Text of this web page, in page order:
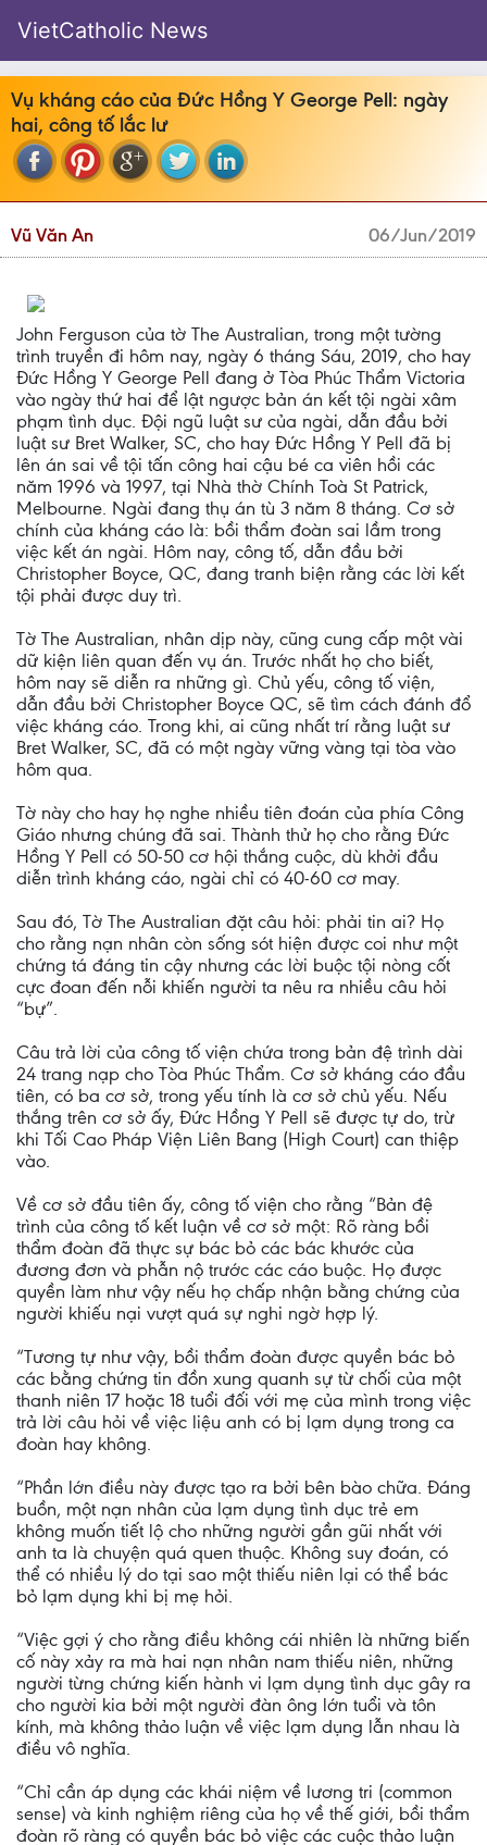
VietCatholic News
Vụ kháng cáo của Đức Hồng Y George Pell: ngày
hai, công tố lắc lư
Vũ Văn An 06/Jun/2019
John Ferguson của tờ The Australian, trong một tường
trình truyền đi hôm nay, ngày 6 tháng Sáu, 2019, cho hay
Đức Hồng Y George Pell đang ở Tòa Phúc Thẩm Victoria
vào ngày thứ hai để lật ngược bản án kết tội ngài xâm
phạm tình dục. Đội ngũ luật sư của ngài, dẫn đầu bởi
luật sư Bret Walker, SC, cho hay Đức Hồng Y Pell đã bị
lên án sai về tội tấn công hai cậu bé ca viên hồi các
năm 1996 và 1997, tại Nhà thờ Chính Toà St Patrick,
Melbourne. Ngài đang thụ án tù 3 năm 8 tháng. Cơ sở
chính của kháng cáo là: bồi thẩm đoàn sai lầm trong
việc kết án ngài. Hôm nay, công tố, dẫn đầu bởi
Christopher Boyce, QC, đang tranh biện rằng các lời kết
tội phải được duy trì.
Tờ The Australian, nhân dịp này, cũng cung cấp một vài
dữ kiện liên quan đến vụ án. Trước nhất họ cho biết,
hôm nay sẽ diễn ra những gì. Chủ yếu, công tố viện,
dẫn đầu bởi Christopher Boyce QC, sẽ tìm cách đánh đổ
việc kháng cáo. Trong khi, ai cũng nhất trí rằng luật sư
Bret Walker, SC, đã có một ngày vững vàng tại tòa vào
hôm qua.
Tờ này cho hay họ nghe nhiều tiên đoán của phía Công
Giáo nhưng chúng đã sai. Thành thử họ cho rằng Đức
Hồng Y Pell có 50-50 cơ hội thắng cuộc, dù khởi đầu
diễn trình kháng cáo, ngài chỉ có 40-60 cơ may.
Sau đó, Tờ The Australian đặt câu hỏi: phải tin ai? Họ
cho rằng nạn nhân còn sống sót hiện được coi như một
chứng tá đáng tin cậy nhưng các lời buộc tội nòng cốt
cực đoan đến nỗi khiến người ta nêu ra nhiều câu hỏi
“bự”.
Câu trả lời của công tố viện chứa trong bản đệ trình dài
24 trang nạp cho Tòa Phúc Thẩm. Cơ sở kháng cáo đầu
tiên, có ba cơ sở, trong yếu tính là cơ sở chủ yếu. Nếu
thắng trên cơ sở ấy, Đức Hồng Y Pell sẽ được tự do, trừ
khi Tối Cao Pháp Viện Liên Bang (High Court) can thiệp
vào.
Về cơ sở đầu tiên ấy, công tố viện cho rằng “Bản đệ
trình của công tố kết luận về cơ sở một: Rõ ràng bồi
thẩm đoàn đã thực sự bác bỏ các bác khước của
đương đơn và phẫn nộ trước các cáo buộc. Họ được
quyền làm như vậy nếu họ chấp nhận bằng chứng của
người khiếu nại vượt quá sự nghi ngờ hợp lý.
“Tương tự như vậy, bồi thẩm đoàn được quyền bác bỏ
các bằng chứng tin đồn xung quanh sự từ chối của một
thanh niên 17 hoặc 18 tuổi đối với mẹ của mình trong việc
trả lời câu hỏi về việc liệu anh có bị lạm dụng trong ca
đoàn hay không.
“Phần lớn điều này được tạo ra bởi bên bào chữa. Đáng
buồn, một nạn nhân của lạm dụng tình dục trẻ em
không muốn tiết lộ cho những người gần gũi nhất với
anh ta là chuyện quá quen thuộc. Không suy đoán, có
thể có nhiều lý do tại sao một thiếu niên lại có thể bác
bỏ lạm dụng khi bị mẹ hỏi.
“Việc gợi ý cho rằng điều không cái nhiên là những biến
cố này xảy ra mà hai nạn nhân nam thiếu niên, những
người từng chứng kiến hành vi lạm dụng tình dục gây ra
cho người kia bởi một người đàn ông lớn tuổi và tôn
kính, mà không thảo luận về việc lạm dụng lẫn nhau là
điều vô nghĩa.
“Chỉ cần áp dụng các khái niệm về lương tri (common
sense) và kinh nghiệm riêng của họ về thế giới, bồi thẩm
đoàn rõ ràng có quyền bác bỏ việc các cuộc thảo luận